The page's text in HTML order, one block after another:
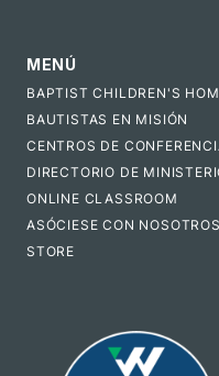
MENÚ
BAPTIST CHILDREN'S
BAUTISTAS EN MISIÓN
CENTROS DE
DIRECTORIO DE
ONLINE CLASSROOM
ASÓCIESE CON NOSOTROS
STORE